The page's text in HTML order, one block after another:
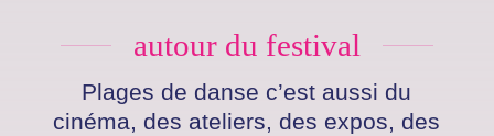
autour du festival
Plages de danse c’est aussi du
cinéma, des ateliers, des expos, des